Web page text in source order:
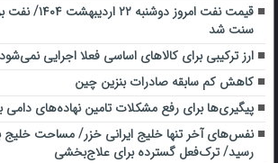
سنت شد
ارز ترکیبی برای کالاهای اساسی فعلا اجرایی نمی‌شود
کاهش کم سابقه صادرات بنزین چین
پیگیری‌ها برای رفع مشکلات تامین نهاده‌های
رسید/ ترک‌فعل‌ گسترده برای علاج‌بخشی